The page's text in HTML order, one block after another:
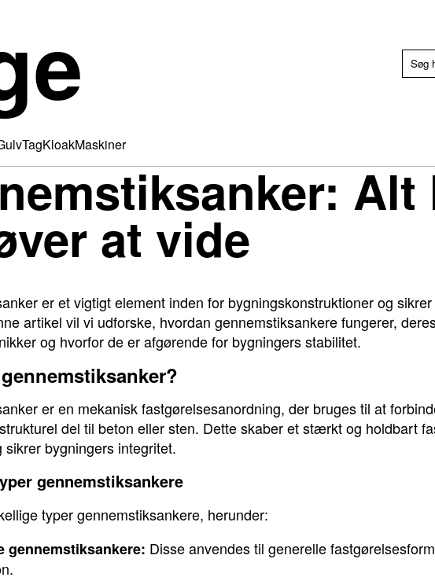
TagKloakMaskiner
Alt
at vide
er et vigtigt element inden for bygningskonstruktioner og
artikel vil vi udforske, hvordan gennemstiksankere fungerer,
og hvorfor de er afgørende for bygningers stabilitet.
er en mekanisk fastgørelsesanordning, der bruges til at
del til beton eller sten. Dette skaber et stærkt og holdbart
sikrer bygningers integritet.
gennemstiksankere
typer gennemstiksankere, herunder:
gennemstiksankere: Disse anvendes til generelle